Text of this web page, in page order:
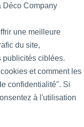
Déco Company
une meilleure
du site,
publicités ciblées.
et comment les
confidentialité". Si
à l'utilisation